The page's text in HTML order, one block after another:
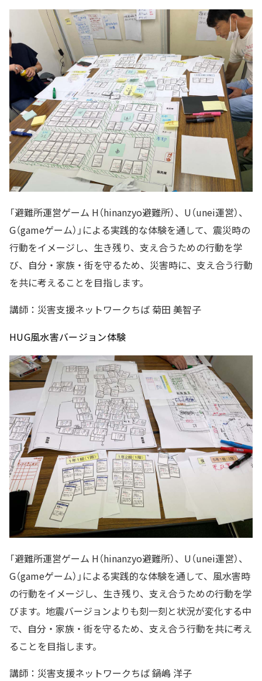
「避難所運営ゲーム H（hinanzyo避難所）、U（unei運営）、
G（gameゲーム）」による実践的な体験を通して、震災時の
行動をイメージし、生き残り、支え合うための行動を学
び、自分・家族・街を守るため、災害時に、支え合う行動
を共に考えることを目指します。
講師：災害支援ネットワークちば 菊田 美智子
HUG風水害バージョン体験
「避難所運営ゲーム H（hinanzyo避難所）、U（unei運営）、
G（gameゲーム）」による実践的な体験を通して、風水害時
の行動をイメージし、生き残り、支え合うための行動を学
びます。地震バージョンよりも刻一刻と状況が変化する中
で、自分・家族・街を守るため、支え合う行動を共に考え
ることを目指します。
講師：災害支援ネットワークちば 鍋嶋 洋子